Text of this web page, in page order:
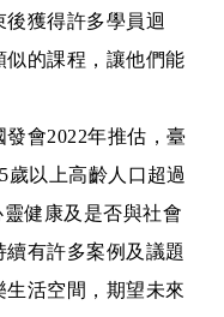
獲得許多學員迴
的課程，讓他們能
會2022年推估，臺
歲以上高齡人口超過
健康及是否與社會
有許多案例及議題
活空間，期望未來